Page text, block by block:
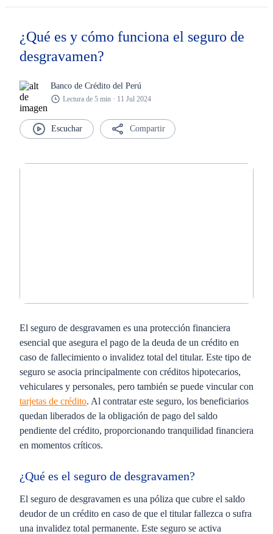
¿Qué es y cómo funciona el seguro de
desgravamen?
Banco de Crédito del Perú
Lectura de 5 min · 11 Jul 2024
Compartir
El seguro de desgravamen es una protección financiera
esencial que asegura el pago de la deuda de un crédito en
caso de fallecimiento o invalidez total del titular. Este tipo de
seguro se asocia principalmente con créditos hipotecarios,
vehiculares y personales, pero también se puede vincular con
tarjetas de crédito. Al contratar este seguro, los beneficiarios
quedan liberados de la obligación de pago del saldo
pendiente del crédito, proporcionando tranquilidad financiera
en momentos críticos.
¿Qué es el seguro de desgravamen?
El seguro de desgravamen es una póliza que cubre el saldo
deudor de un crédito en caso de que el titular fallezca o sufra
una invalidez total permanente. Este seguro se activa